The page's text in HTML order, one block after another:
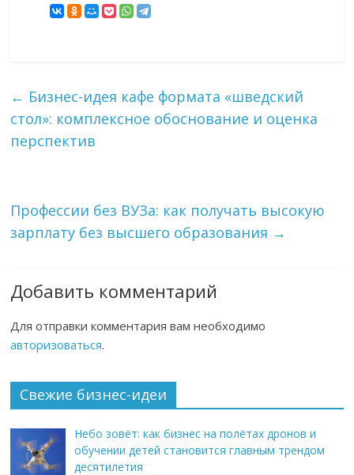
← Бизнес-идея кафе формата «шведский
стол»: комплексное обоснование и оценка
перспектив
Профессии без ВУЗа: как получать высокую
зарплату без высшего образования →
Добавить комментарий
Для отправки комментария вам необходимо
авторизоваться.
Свежие бизнес-идеи
Небо зовёт: как бизнес на полётах дронов и
обучении детей становится главным трендом
десятилетия